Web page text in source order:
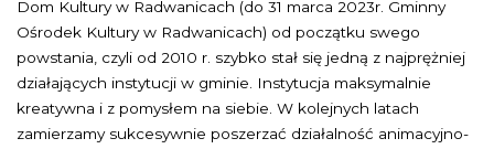
Dom Kultury w Radwanicach (do 31 marca 2023r. Gminny
Ośrodek Kultury w Radwanicach) od początku swego
powstania, czyli od 2010 r. szybko stał się jedną z najprężniej
działających instytucji w gminie. Instytucja maksymalnie
kreatywna i z pomysłem na siebie. W kolejnych latach
zamierzamy sukcesywnie poszerzać działalność animacyjno-